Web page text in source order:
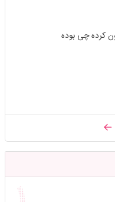
کرده چی بوده